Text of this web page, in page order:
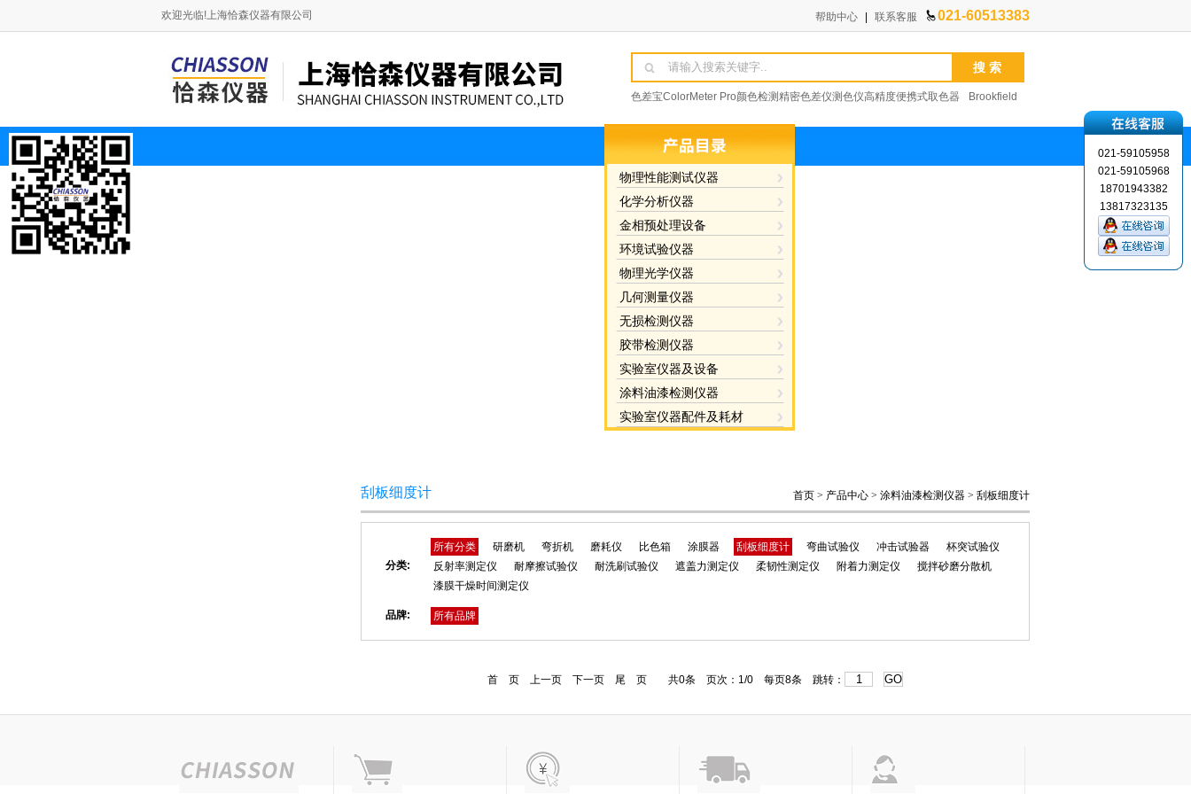
欢迎光临!上海恰森仪器有限公司 帮助中心 联系客服 021-60513383
色差宝ColorMeter Pro颜色检测精密色差仪测色仪高精度便携式取色器 Brookfield
博勒飞DVNEXT粘度计 XT-300实验室涂布机 日本东机TVC-10便携式粘度计
物理性能测试仪器
化学分析仪器
金相预处理设备
环境试验仪器
物理光学仪器
几何测量仪器
无损检测仪器
胶带检测仪器
实验室仪器及设备
涂料油漆检测仪器
实验室仪器配件及耗材
刮板细度计 首页 > 产品中心 > 涂料油漆检测仪器 > 刮板细度计
分类:
所有分类 研磨机 弯折机 磨耗仪 比色箱 涂膜器 刮板细度计 弯曲试验仪 冲击试验器
杯突试验仪
反射率测定仪
耐摩擦试验仪 耐洗刷试验仪 遮盖力测定仪 柔韧性测定仪 附着力测定仪
搅拌砂磨分散机
漆膜干燥时间测定仪
品牌: 所有品牌
首 页 上一页 下一页 尾 页 共0条 页次：1/0 每页8条 跳转：
021-59105958
021-59105968
18701943382
13817323135